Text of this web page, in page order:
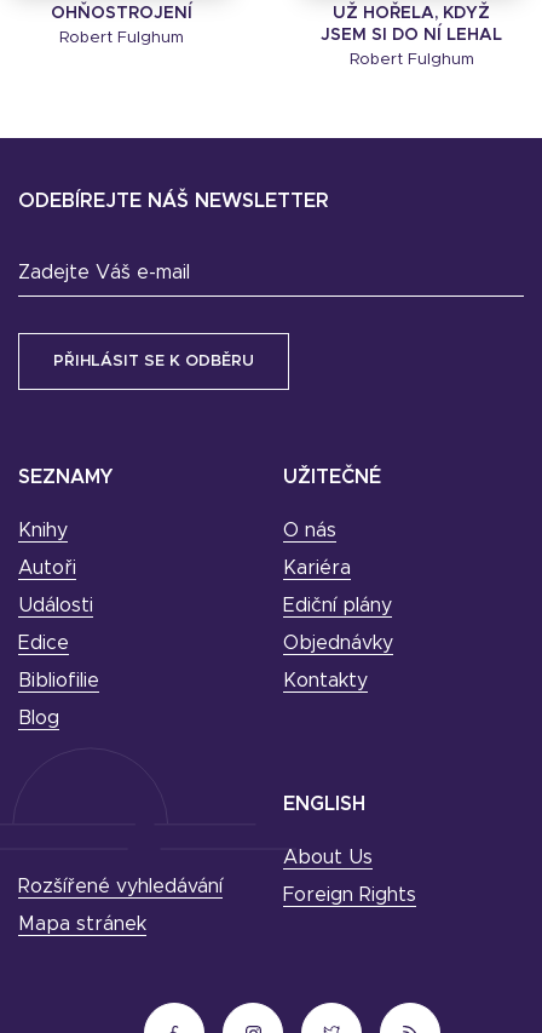
OHŇOSTROJENÍ
Robert Fulghum
UŽ HOŘELA, KDYŽ
JSEM SI DO NÍ LEHAL
Robert Fulghum
SEZNAMY
Knihy
Autoři
Události
Edice
Bibliofilie
Blog
UŽITEČNÉ
O nás
Kariéra
Ediční plány
Objednávky
Kontakty
ODEBÍREJTE NÁŠ NEWSLETTER
Zadejte Váš e-mail
ENGLISH
About Us
Foreign Rights
Rozšířené vyhledávání
Mapa stránek